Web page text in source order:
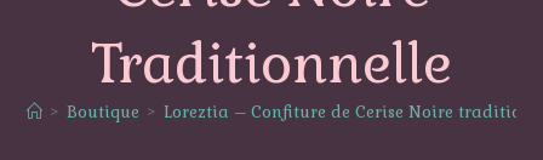
Traditionnelle
> Boutique > Loreztia – Confiture de Cerise Noire